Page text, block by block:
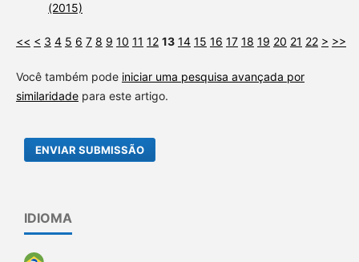
(2015)
<< < 3 4 5 6 7 8 9 10 11 12 13 14 15 16 17 18 19 20 21 22 > >>
Você também pode iniciar uma pesquisa avançada por
similaridadepara este artigo.
ENVIAR SUBMISSÃO
IDIOMA